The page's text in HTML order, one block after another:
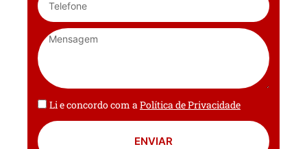
Li e concordo com aPolítica de Privacidade
ENVIAR